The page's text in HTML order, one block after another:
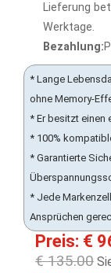
Lieferung
Werktage.
Bezahlung:
* Lange
ohne Memory-
* Er besitzt einen
* 100%
* Garantierte
* Jede
Ansprüchen
Preis: €
€ 135.00